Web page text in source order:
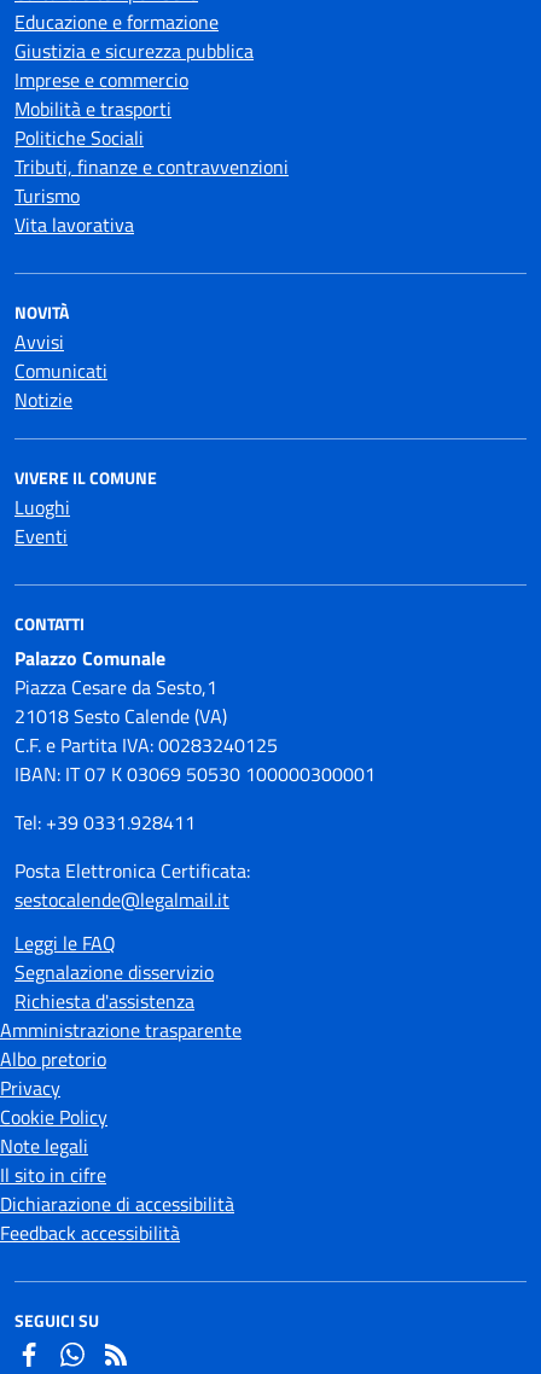
Educazione e formazione
Giustizia e sicurezza pubblica
Imprese e commercio
Mobilità e trasporti
Politiche Sociali
Tributi, finanze e contravvenzioni
Turismo
Vita lavorativa
NOVITÀ
Avvisi
Comunicati
Notizie
VIVERE IL COMUNE
Luoghi
Eventi
CONTATTI
Palazzo Comunale
Piazza Cesare da Sesto,1
21018 Sesto Calende (VA)
C.F. e Partita IVA: 00283240125
IBAN: IT 07 K 03069 50530 100000300001
Tel: +39 0331.928411
Posta Elettronica Certificata:
sestocalende@legalmail.it
Leggi le FAQ
Segnalazione disservizio
Richiesta d'assistenza
Amministrazione trasparente
Albo pretorio
Privacy
Cookie Policy
Note legali
Il sito in cifre
Dichiarazione di accessibilità
Feedback accessibilità
SEGUICI SU
FacebookWhatsapp